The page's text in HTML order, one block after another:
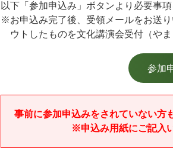
以下「参加申込み」ボタンより必要事
※お申込み完了後、受領メールをお送
ウトしたものを文化講演会受付（や
参加
事前に参加申込みをされていない方
※申込み用紙にご記入